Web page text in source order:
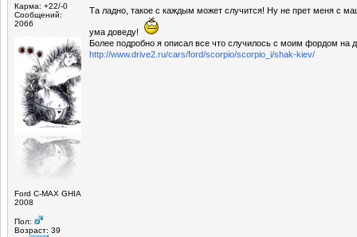
Карма: +22/-0
Сообщений:
2066
Ford C-MAX GHIA
2008
Пол:
Возраст: 39
Та ладно, такое с каждым может случится! Ну не прет меня с
ума доведу!
Более подробно я описал все что случилось с моим фордом на
http://www.drive2.ru/cars/ford/scorpio/scorpio_i/shak-kiev/